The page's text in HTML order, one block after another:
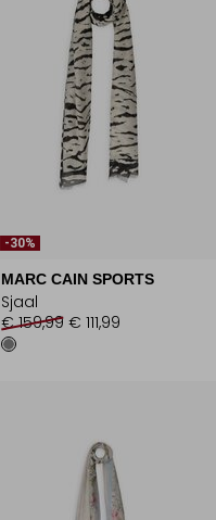
-30%
MARC CAIN SPORTS
Sjaal
€ 159,99 € 111,99